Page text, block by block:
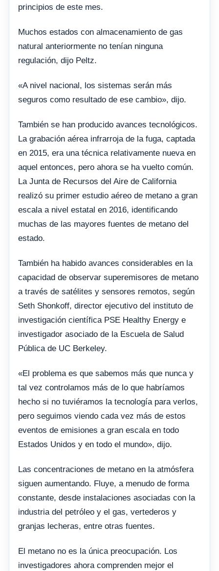
principios de este mes.
Muchos estados con almacenamiento de gas
natural anteriormente no tenían ninguna
regulación, dijo Peltz.
«A nivel nacional, los sistemas serán más
seguros como resultado de ese cambio», dijo.
También se han producido avances tecnológicos.
La grabación aérea infrarroja de la fuga, captada
en 2015, era una técnica relativamente nueva en
aquel entonces, pero ahora se ha vuelto común.
La Junta de Recursos del Aire de California
realizó su primer estudio aéreo de metano a gran
escala a nivel estatal en 2016, identificando
muchas de las mayores fuentes de metano del
estado.
También ha habido avances considerables en la
capacidad de observar superemisores de metano
a través de satélites y sensores remotos, según
Seth Shonkoff, director ejecutivo del instituto de
investigación científica PSE Healthy Energy e
investigador asociado de la Escuela de Salud
Pública de UC Berkeley.
«El problema es que sabemos más que nunca y
tal vez controlamos más de lo que habríamos
hecho si no tuviéramos la tecnología para verlos,
pero seguimos viendo cada vez más de estos
eventos de emisiones a gran escala en todo
Estados Unidos y en todo el mundo», dijo.
Las concentraciones de metano en la atmósfera
siguen aumentando. Fluye, a menudo de forma
constante, desde instalaciones asociadas con la
industria del petróleo y el gas, vertederos y
granjas lecheras, entre otras fuentes.
El metano no es la única preocupación. Los
investigadores ahora comprenden mejor el